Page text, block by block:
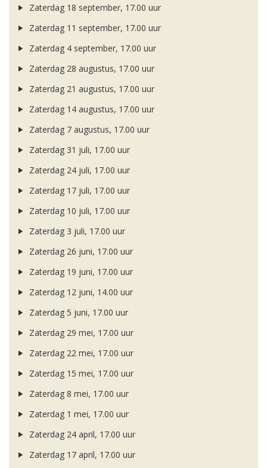
Zaterdag 18 september, 17.00 uur
Zaterdag 11 september, 17.00 uur
Zaterdag 4 september, 17.00 uur
Zaterdag 28 augustus, 17.00 uur
Zaterdag 21 augustus, 17.00 uur
Zaterdag 14 augustus, 17.00 uur
Zaterdag 7 augustus, 17.00 uur
Zaterdag 31 juli, 17.00 uur
Zaterdag 24 juli, 17.00 uur
Zaterdag 17 juli, 17.00 uur
Zaterdag 10 juli, 17.00 uur
Zaterdag 3 juli, 17.00 uur
Zaterdag 26 juni, 17.00 uur
Zaterdag 19 juni, 17.00 uur
Zaterdag 12 juni, 14.00 uur
Zaterdag 5 juni, 17.00 uur
Zaterdag 29 mei, 17.00 uur
Zaterdag 22 mei, 17.00 uur
Zaterdag 15 mei, 17.00 uur
Zaterdag 8 mei, 17.00 uur
Zaterdag 1 mei, 17.00 uur
Zaterdag 24 april, 17.00 uur
Zaterdag 17 april, 17.00 uur